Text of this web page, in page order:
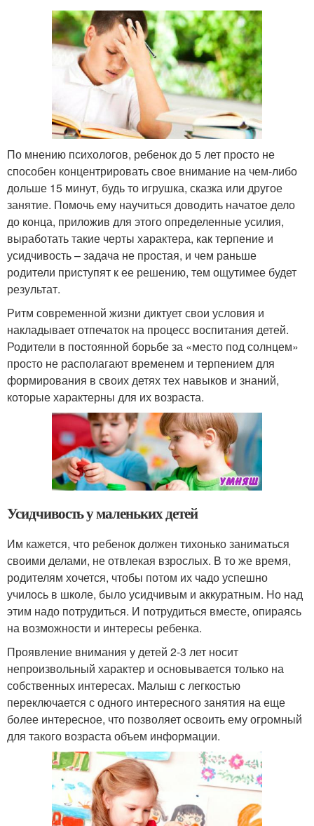
По мнению психологов, ребенок до 5 лет просто не
способен концентрировать свое внимание на чем-либо
дольше 15 минут, будь то игрушка, сказка или другое
занятие. Помочь ему научиться доводить начатое дело
до конца, приложив для этого определенные усилия,
выработать такие черты характера, как терпение и
усидчивость – задача не простая, и чем раньше
родители приступят к ее решению, тем ощутимее будет
результат.
Ритм современной жизни диктует свои условия и
накладывает отпечаток на процесс воспитания детей.
Родители в постоянной борьбе за «место под солнцем»
просто не располагают временем и терпением для
формирования в своих детях тех навыков и знаний,
которые характерны для их возраста.
Усидчивость у маленьких детей
Им кажется, что ребенок должен тихонько заниматься
своими делами, не отвлекая взрослых. В то же время,
родителям хочется, чтобы потом их чадо успешно
училось в школе, было усидчивым и аккуратным. Но над
этим надо потрудиться. И потрудиться вместе, опираясь
на возможности и интересы ребенка.
Проявление внимания у детей 2-3 лет носит
непроизвольный характер и основывается только на
собственных интересах. Малыш с легкостью
переключается с одного интересного занятия на еще
более интересное, что позволяет освоить ему огромный
для такого возраста объем информации.